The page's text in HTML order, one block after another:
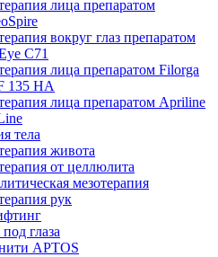
лица препаратом
вокруг глаз препаратом
С71
лица препаратом Filorga
135 HA
лица препаратом Apriline
тела
живота
от целлюлита
мезотерапия
рук
глаза
APTOS